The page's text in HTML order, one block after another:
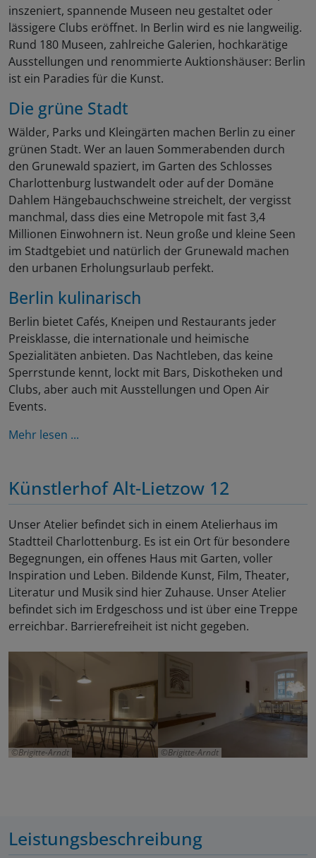
inszeniert, spannende Museen neu gestaltet oder
lässigere Clubs eröffnet. In Berlin wird es nie langweilig.
Rund 180 Museen, zahlreiche Galerien, hochkarätige
Ausstellungen und renommierte Auktionshäuser: Berlin
ist ein Paradies für die Kunst.
Die grüne Stadt
Wälder, Parks und Kleingärten machen Berlin zu einer
grünen Stadt. Wer an lauen Sommerabenden durch
den Grunewald spaziert, im Garten des Schlosses
Charlottenburg lustwandelt oder auf der Domäne
Dahlem Hängebauchschweine streichelt, der vergisst
manchmal, dass dies eine Metropole mit fast 3,4
Millionen Einwohnern ist. Neun große und kleine Seen
im Stadtgebiet und natürlich der Grunewald machen
den urbanen Erholungsurlaub perfekt.
Berlin kulinarisch
Berlin bietet Cafés, Kneipen und Restaurants jeder
Preisklasse, die internationale und heimische
Spezialitäten anbieten. Das Nachtleben, das keine
Sperrstunde kennt, lockt mit Bars, Diskotheken und
Clubs, aber auch mit Ausstellungen und Open Air
Events.
Mehr lesen ...
Künstlerhof Alt-Lietzow 12
Unser Atelier befindet sich in einem Atelierhaus im
Stadtteil Charlottenburg. Es ist ein Ort für besondere
Begegnungen, ein offenes Haus mit Garten, voller
Inspiration und Leben. Bildende Kunst, Film, Theater,
Literatur und Musik sind hier Zuhause. Unser Atelier
befindet sich im Erdgeschoss und ist über eine Treppe
erreichbar. Barrierefreiheit ist nicht gegeben.
Brigitte-Arndt Brigitte-Arndt
Leistungsbeschreibung